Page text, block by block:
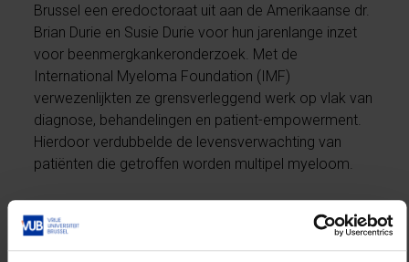
Brussel een eredoctoraat uit aan de Amerikaanse dr.
Brian Durie en Susie Durie voor hun jarenlange inzet
voor beenmergkankeronderzoek. Met de
International Myeloma Foundation (IMF)
verwezenlijkten ze grensverleggend werk op vlak van
diagnose, behandelingen en patient-empowerment.
Hierdoor verdubbelde de levensverwachting van
patiënten die getroffen worden multipel myeloom.